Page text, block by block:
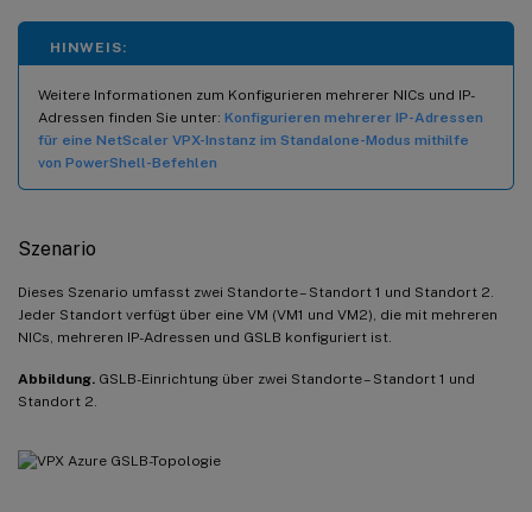
HINWEIS:
Weitere Informationen zum Konfigurieren mehrerer NICs und IP-
Adressen finden Sie unter: Konfigurieren mehrerer IP-Adressen
für eine NetScaler VPX-Instanz im Standalone-Modus mithilfe
von PowerShell-Befehlen
Szenario
Dieses Szenario umfasst zwei Standorte – Standort 1 und Standort 2.
Jeder Standort verfügt über eine VM (VM1 und VM2), die mit mehreren
NICs, mehreren IP-Adressen und GSLB konfiguriert ist.
Abbildung. GSLB-Einrichtung über zwei Standorte – Standort 1 und
Standort 2.